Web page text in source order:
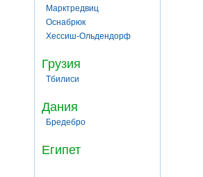
Марктредвиц
Оснабрюк
Хессиш-Ольдендорф
Грузия
Тбилиси
Дания
Бредебро
Египет